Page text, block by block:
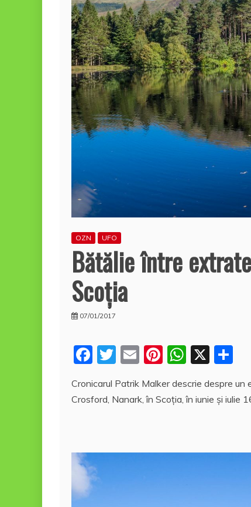
OZN UFO
Bătălie între
Scoţia
07/01/2017
F
c
e
o
o
k
T
itt
er
E
ai
l
Pi
er
e
W
at
s
p
X
rt
aj
a
Cronicarul Patrik Malker descrie despre
Crosford, Nanark, în Scoţia, în iunie şi iulie